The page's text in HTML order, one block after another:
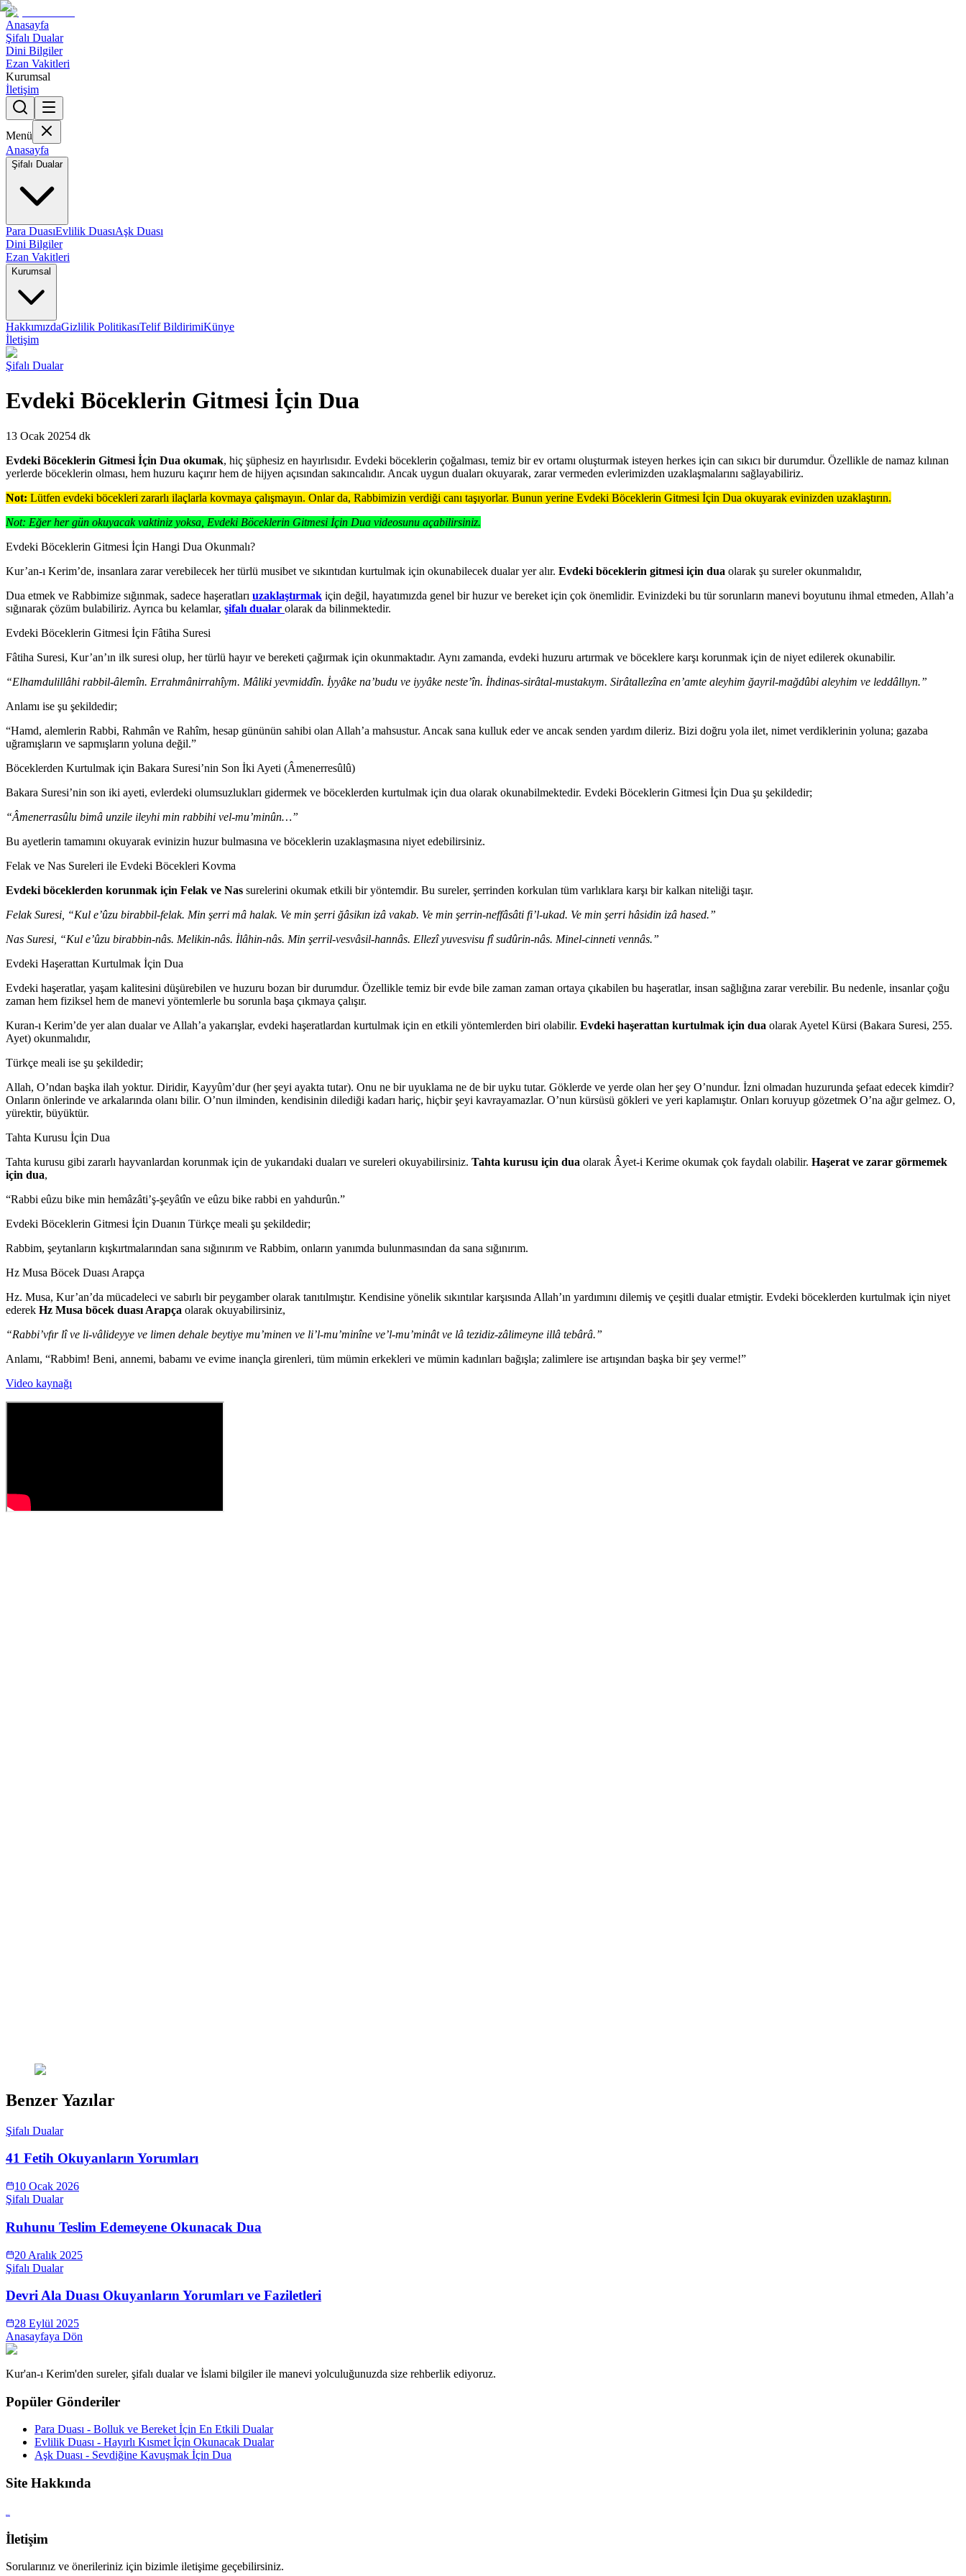
Anasayfa
Şifalı Dualar
Dini Bilgiler
Ezan Vakitleri
Kurumsal
İletişim
Menü
Anasayfa
Şifalı Dualar
Para DuasıEvlilik DuasıAşk Duası
Dini Bilgiler
Ezan Vakitleri
Kurumsal
HakkımızdaGizlilik PolitikasıTelif BildirimiKünye
İletişim
Şifalı Dualar
⁠⁠Evdeki Böceklerin Gitmesi İçin Dua
13 Ocak 20254 dk
Evdeki Böceklerin Gitmesi İçin Dua okumak, hiç şüphesiz en hayırlısıdır. Evdeki böceklerin çoğalması, temiz bir ev ortamı oluşturmak isteyen herkes için can sıkıcı bir durumdur. Özellikle de namaz kılınan
yerlerde böceklerin olması, hem huzuru kaçırır hem de hijyen açısından sakıncalıdır. Ancak uygun duaları okuyarak, zarar vermeden evlerimizden uzaklaşmalarını sağlayabiliriz.
Not: Lütfen evdeki böcekleri zararlı ilaçlarla kovmaya çalışmayın. Onlar da, Rabbimizin verdiği canı taşıyorlar. Bunun yerine ⁠⁠Evdeki Böceklerin Gitmesi İçin Dua okuyarak evinizden uzaklaştırın.
Not: Eğer her gün okuyacak vaktiniz yoksa, ⁠⁠Evdeki Böceklerin Gitmesi İçin Dua videosunu açabilirsiniz.
Evdeki Böceklerin Gitmesi İçin Hangi Dua Okunmalı?
Kur’an-ı Kerim’de, insanlara zarar verebilecek her türlü musibet ve sıkıntıdan kurtulmak için okunabilecek dualar yer alır. Evdeki böceklerin gitmesi için dua olarak şu sureler okunmalıdır,
Dua etmek ve Rabbimize sığınmak, sadece haşeratları uzaklaştırmak için değil, hayatımızda genel bir huzur ve bereket için çok önemlidir. Evinizdeki bu tür sorunların manevi boyutunu ihmal etmeden, Allah’a
sığınarak çözüm bulabiliriz. Ayrıca bu kelamlar, şifalı dualar olarak da bilinmektedir.
Evdeki Böceklerin Gitmesi İçin Fâtiha Suresi
Fâtiha Suresi, Kur’an’ın ilk suresi olup, her türlü hayır ve bereketi çağırmak için okunmaktadır. Aynı zamanda, evdeki huzuru artırmak ve böceklere karşı korunmak için de niyet edilerek okunabilir.
“Elhamdulillâhi rabbil-âlemîn. Errahmânirrahîym. Mâliki yevmiddîn. İyyâke na’budu ve iyyâke neste’în. İhdinas-sirâtal-mustakıym. Sirâtallezîna en’amte aleyhim ğayril-mağdûbi aleyhim ve leddâllıyn.”
Anlamı ise şu şekildedir;
“Hamd, alemlerin Rabbi, Rahmân ve Rahîm, hesap gününün sahibi olan Allah’a mahsustur. Ancak sana kulluk eder ve ancak senden yardım dileriz. Bizi doğru yola ilet, nimet verdiklerinin yoluna; gazaba
uğramışların ve sapmışların yoluna değil.”
Böceklerden Kurtulmak için Bakara Suresi’nin Son İki Ayeti (Âmenerresûlû)
Bakara Suresi’nin son iki ayeti, evlerdeki olumsuzlukları gidermek ve böceklerden kurtulmak için dua olarak okunabilmektedir. ⁠⁠Evdeki Böceklerin Gitmesi İçin Dua şu şekildedir;
“Âmenerrasûlu bimâ unzile ileyhi min rabbihi vel-mu’minûn…”
Bu ayetlerin tamamını okuyarak evinizin huzur bulmasına ve böceklerin uzaklaşmasına niyet edebilirsiniz.
Felak ve Nas Sureleri ile Evdeki Böcekleri Kovma
Evdeki böceklerden korunmak için Felak ve Nas surelerini okumak etkili bir yöntemdir. Bu sureler, şerrinden korkulan tüm varlıklara karşı bir kalkan niteliği taşır.
Felak Suresi, “Kul e’ûzu birabbil-felak. Min şerri mâ halak. Ve min şerri ğâsikın izâ vakab. Ve min şerrin-neffâsâti fi’l-ukad. Ve min şerri hâsidin izâ hased.”
Nas Suresi, “Kul e’ûzu birabbin-nâs. Melikin-nâs. İlâhin-nâs. Min şerril-vesvâsil-hannâs. Ellezî yuvesvisu fî sudûrin-nâs. Minel-cinneti vennâs.”
Evdeki Haşerattan Kurtulmak İçin Dua
Evdeki haşeratlar, yaşam kalitesini düşürebilen ve huzuru bozan bir durumdur. Özellikle temiz bir evde bile zaman zaman ortaya çıkabilen bu haşeratlar, insan sağlığına zarar verebilir. Bu nedenle, insanlar çoğu
zaman hem fiziksel hem de manevi yöntemlerle bu sorunla başa çıkmaya çalışır.
Kuran-ı Kerim’de yer alan dualar ve Allah’a yakarışlar, evdeki haşeratlardan kurtulmak için en etkili yöntemlerden biri olabilir. Evdeki haşerattan kurtulmak için dua olarak Ayetel Kürsi (Bakara Suresi, 255.
Ayet) okunmalıdır,
Türkçe meali ise şu şekildedir;
Allah, O’ndan başka ilah yoktur. Diridir, Kayyûm’dur (her şeyi ayakta tutar). Onu ne bir uyuklama ne de bir uyku tutar. Göklerde ve yerde olan her şey O’nundur. İzni olmadan huzurunda şefaat edecek kimdir?
Onların önlerinde ve arkalarında olanı bilir. O’nun ilminden, kendisinin dilediği kadarı hariç, hiçbir şeyi kavrayamazlar. O’nun kürsüsü gökleri ve yeri kaplamıştır. Onları koruyup gözetmek O’na ağır gelmez. O,
yürektir, büyüktür.
Tahta Kurusu İçin Dua
Tahta kurusu gibi zararlı hayvanlardan korunmak için de yukarıdaki duaları ve sureleri okuyabilirsiniz. Tahta kurusu için dua olarak Âyet-i Kerime okumak çok faydalı olabilir. Haşerat ve zarar görmemek
için dua,
“Rabbi eûzu bike min hemâzâti’ş-şeyâtîn ve eûzu bike rabbi en yahdurûn.”
⁠⁠Evdeki Böceklerin Gitmesi İçin Duanın Türkçe meali şu şekildedir;
Rabbim, şeytanların kışkırtmalarından sana sığınırım ve Rabbim, onların yanımda bulunmasından da sana sığınırım.
Hz Musa Böcek Duası Arapça
Hz. Musa, Kur’an’da mücadeleci ve sabırlı bir peygamber olarak tanıtılmıştır. Kendisine yönelik sıkıntılar karşısında Allah’ın yardımını dilemiş ve çeşitli dualar etmiştir. Evdeki böceklerden kurtulmak için niyet
ederek Hz Musa böcek duası Arapça olarak okuyabilirsiniz,
“Rabbi’vfır lî ve li-vâlideyye ve limen dehale beytiye mu’minen ve li’l-mu’minîne ve’l-mu’minât ve lâ tezidiz-zâlimeyne illâ tebârâ.”
Anlamı, “Rabbim! Beni, annemi, babamı ve evime inançla girenleri, tüm mümin erkekleri ve mümin kadınları bağışla; zalimlere ise artışından başka bir şey verme!”
Video kaynağı
Benzer Yazılar
Şifalı Dualar
41 Fetih Okuyanların Yorumları
10 Ocak 2026
Şifalı Dualar
Ruhunu Teslim Edemeyene Okunacak Dua
20 Aralık 2025
Şifalı Dualar
Devri Ala Duası Okuyanların Yorumları ve Faziletleri
28 Eylül 2025
Anasayfaya Dön
Kur'an-ı Kerim'den sureler, şifalı dualar ve İslami bilgiler ile manevi yolculuğunuzda size rehberlik ediyoruz.
Popüler Gönderiler
Para Duası - Bolluk ve Bereket İçin En Etkili Dualar
Evlilik Duası - Hayırlı Kısmet İçin Okunacak Dualar
Aşk Duası - Sevdiğine Kavuşmak İçin Dua
Site Hakkında
İletişim
Sorularınız ve önerileriniz için bizimle iletişime geçebilirsiniz.